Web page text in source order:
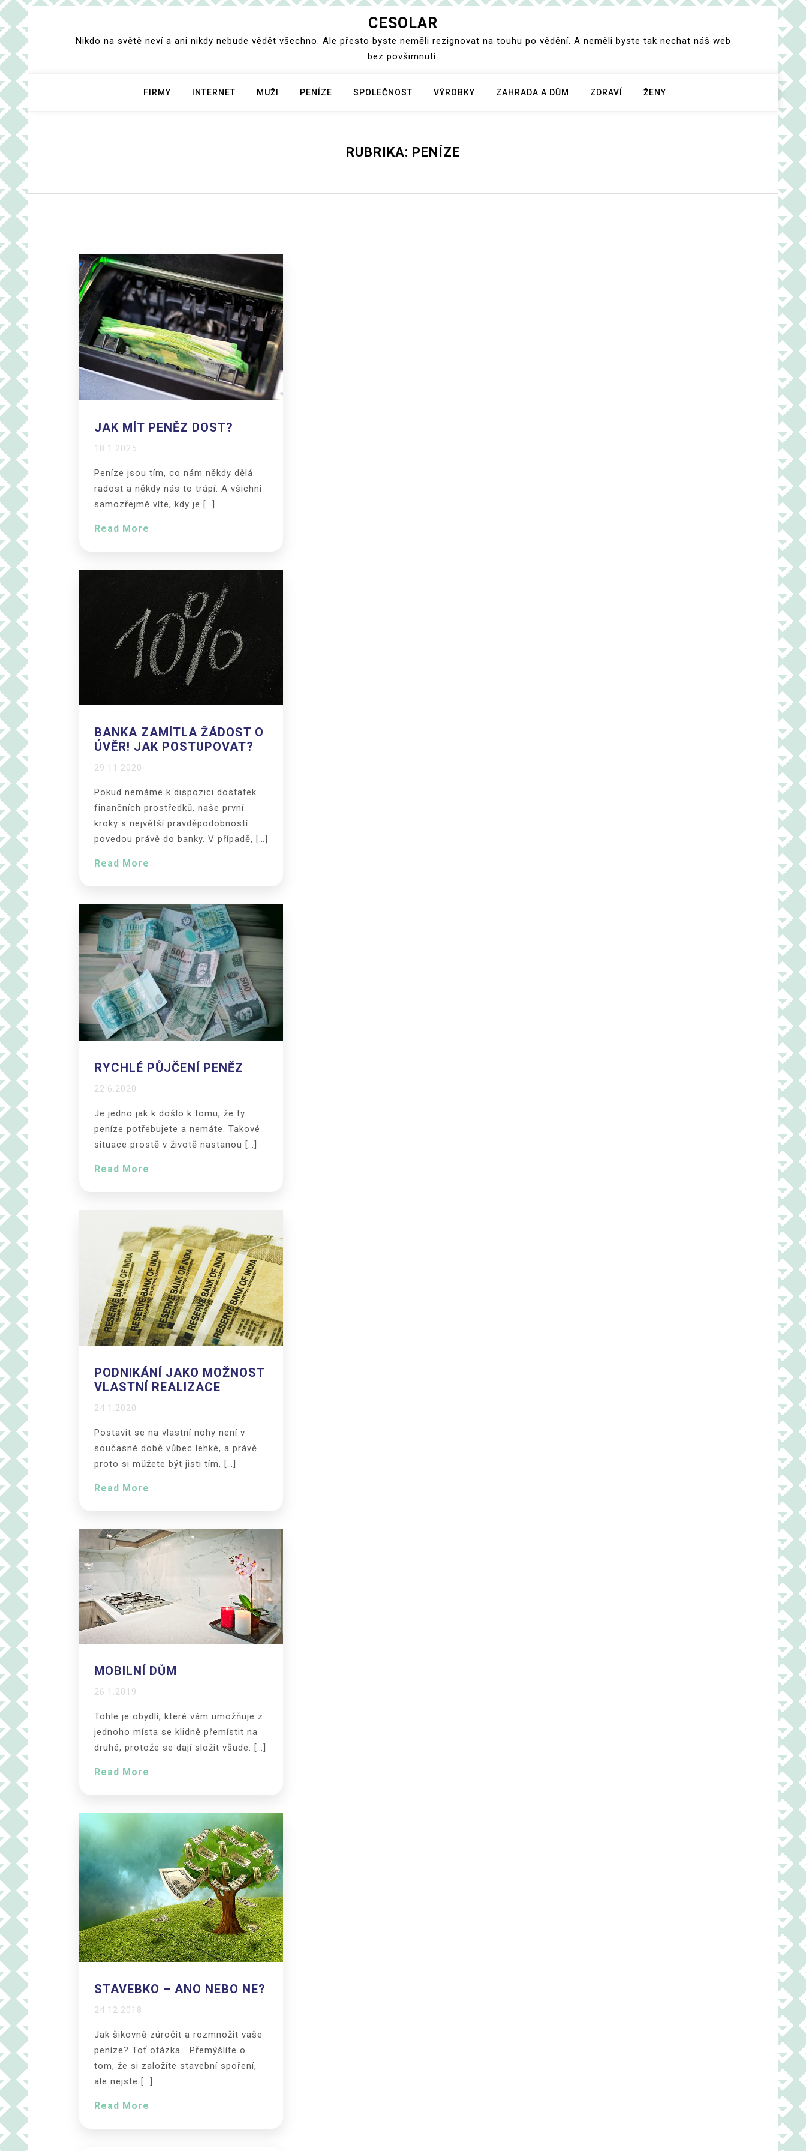
Skip
to
content
CESOLAR
Nikdo na světě neví a ani nikdy nebude vědět všechno. Ale přesto byste neměli rezignovat na touhu po vědění. A neměli byste tak nechat náš web
bez povšimnutí.
FIRMY INTERNET MUŽI PENÍZE SPOLEČNOST VÝROBKY ZAHRADA A DŮM ZDRAVÍ ŽENY
RUBRIKA: PENÍZE
JAK MÍT PENĚZ DOST?
18.1.2025
Peníze jsou tím, co nám někdy dělá
radost a někdy nás to trápí. A všichni
samozřejmě víte, kdy je […]
Read More
BANKA ZAMÍTLA ŽÁDOST O
ÚVĚR! JAK POSTUPOVAT?
29.11.2020
Pokud nemáme k dispozici dostatek
finančních prostředků, naše první
kroky s největší pravděpodobností
povedou právě do banky. V případě, […]
Read More
RYCHLÉ PŮJČENÍ PENĚZ
22.6.2020
Je jedno jak k došlo k tomu, že ty
peníze potřebujete a nemáte. Takové
situace prostě v životě nastanou […]
Read More
PODNIKÁNÍ JAKO MOŽNOST
VLASTNÍ REALIZACE
24.1.2020
Postavit se na vlastní nohy není v
současné době vůbec lehké, a právě
proto si můžete být jisti tím, […]
Read More
MOBILNÍ DŮM
26.1.2019
Tohle je obydlí, které vám umožňuje z
jednoho místa se klidně přemístit na
druhé, protože se dají složit všude. […]
Read More
STAVEBKO – ANO NEBO NE?
24.12.2018
Jak šikovně zúročit a rozmnožit vaše
peníze? Toť otázka… Přemýšlíte o
tom, že si založíte stavební spoření,
ale nejste […]
Read More